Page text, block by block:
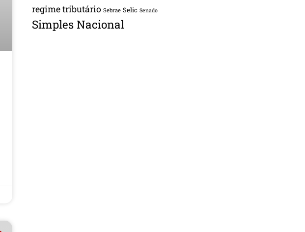
regime tributário Sebrae Selic Senado
Simples Nacional